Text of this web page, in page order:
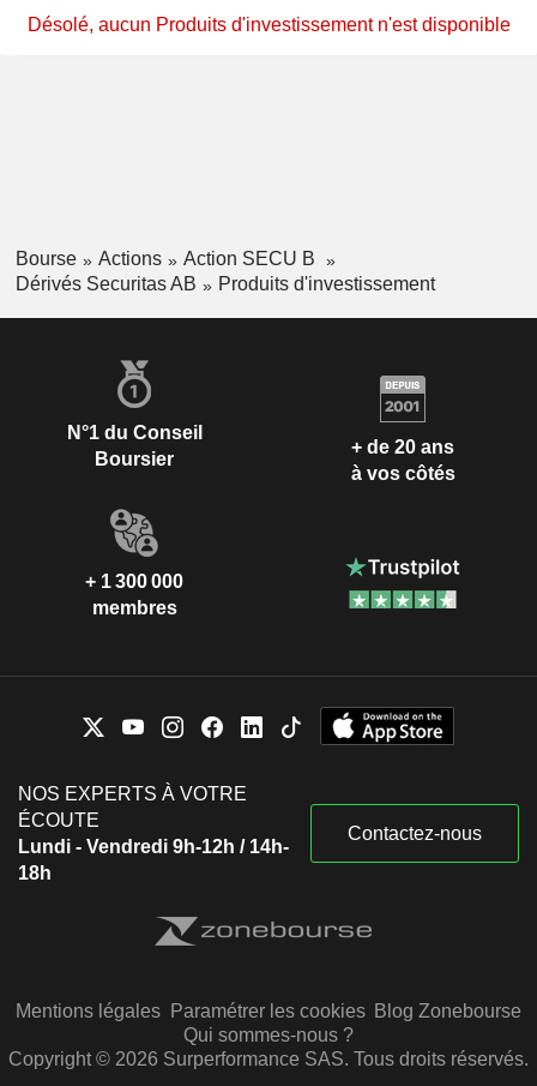
Désolé, aucun Produits d'investissement n'est disponible
Bourse Actions
Action SECU B
Dérivés Securitas AB
Produits d'investissement
N°1 du Conseil
Boursier
+ de 20 ans
à vos côtés
+ 1 300 000
membres
NOS EXPERTS À VOTRE
ÉCOUTE
Lundi - Vendredi 9h-12h / 14h-
18h
Contactez-nous
Mentions légales Paramétrer les cookies Blog Zonebourse
Qui sommes-nous ?
Copyright © 2026 Surperformance SAS. Tous droits réservés.